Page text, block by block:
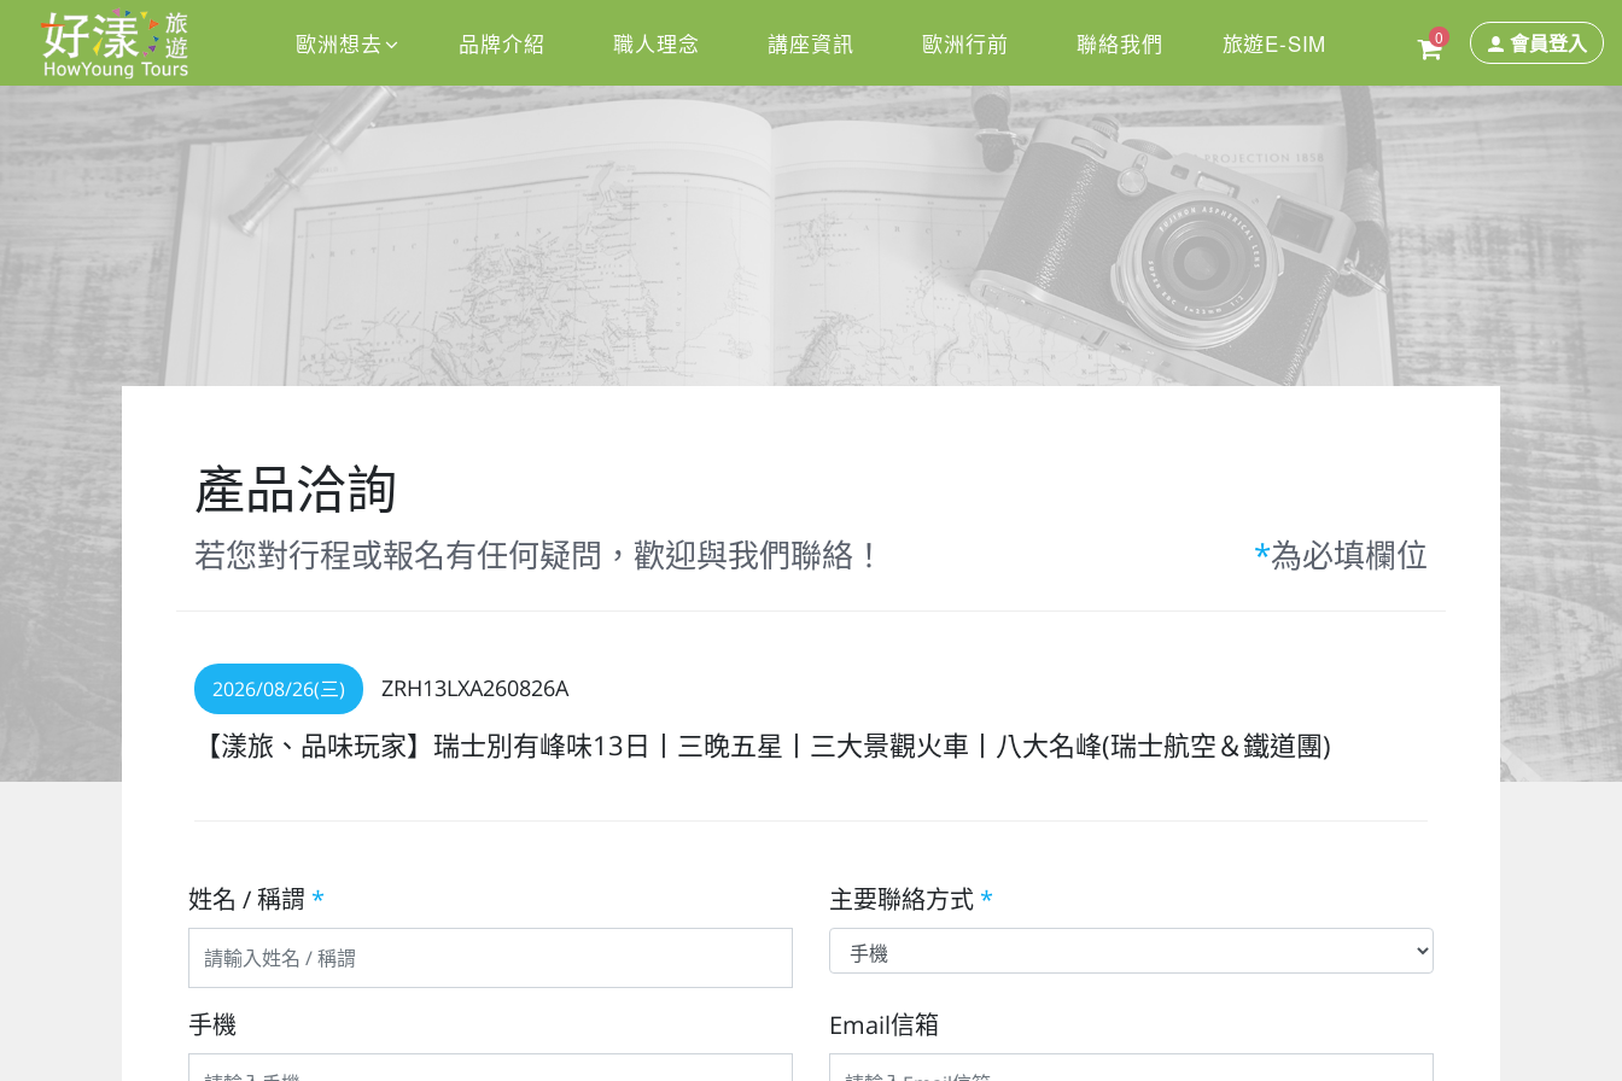
歐洲想去 品牌介紹 職人理念 講座資訊 歐洲行前 聯絡我們 旅遊E-SIM 0 會員登入
產品洽詢
若您對行程或報名有任何疑問，歡迎與我們聯絡！ *為必填欄位
2026/08/26(三) ZRH13LXA260826A
【漾旅、品味玩家】瑞士別有峰味13日丨三晚五星丨三大景觀火車丨八大名峰(瑞士航空＆鐵道團)
姓名 / 稱謂 * 主要聯絡方式 *
手機 Email信箱